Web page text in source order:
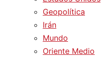
Geopolítica
Irán
Mundo
Oriente Medio